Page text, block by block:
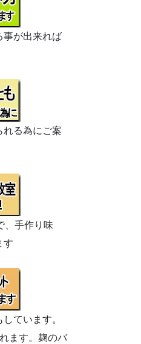
事が出来れば
れる為にご案
、手作り味
す
ています。
ます。麹のバ